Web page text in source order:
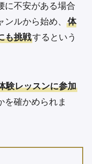
に不安がある場合
ルから始め、 体
も挑戦するという
験レッスンに参加
を確かめられま